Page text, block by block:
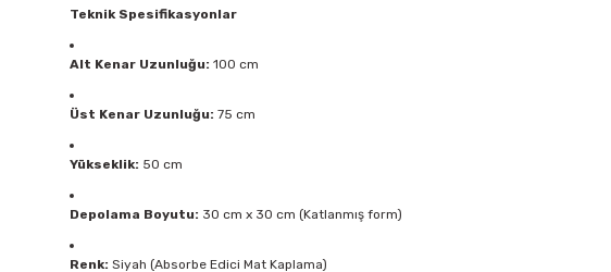
Teknik Spesifikasyonlar
Alt Kenar Uzunluğu: 100 cm
Üst Kenar Uzunluğu: 75 cm
Yükseklik: 50 cm
Depolama Boyutu: 30 cm x 30 cm (Katlanmış form)
Renk: Siyah (Absorbe Edici Mat Kaplama)